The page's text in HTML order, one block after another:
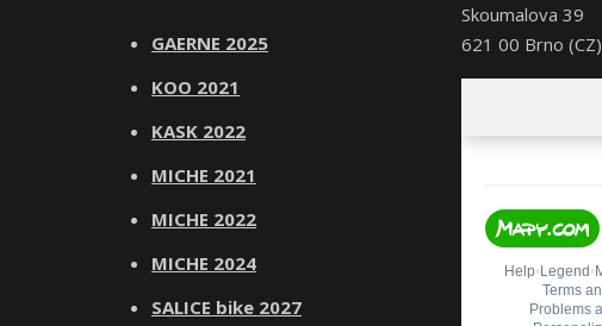
GAERNE 2025
KOO 2021
KASK 2022
MICHE 2021
MICHE 2022
MICHE 2024
SALICE bike 2027
Skoumalova 39
621 00 Brno (CZ)